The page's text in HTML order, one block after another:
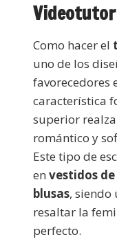
Como hacer el
uno de los
favorecedores
característica
superior
romántico y
Este tipo de
en vestidos
blusas, siendo
resaltar la
perfecto.